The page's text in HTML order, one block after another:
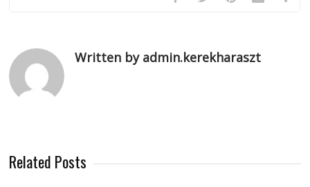
Written by admin.kerekharaszt
Related Posts